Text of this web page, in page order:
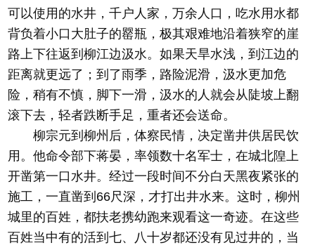
可以使用的水井，千户人家，万余人口，吃水用水都
背负着小口大肚子的罂瓶，极其艰难地沿着狭窄的崖
路上下往返到柳江边汲水。如果天旱水浅，到江边的
距离就更远了；到了雨季，路险泥滑，汲水更加危
险，稍有不慎，脚下一滑，汲水的人就会从陡坡上翻
滚下去，轻者跌断手足，重者还会送命。
柳宗元到柳州后，体察民情，决定凿井供居民饮
用。他命令部下蒋晏，率领数十名军士，在城北隍上
开凿第一口水井。经过一段时间不分白天黑夜紧张的
施工，一直凿到66尺深，才打出井水来。这时，柳州
城里的百姓，都扶老携幼跑来观看这一奇迹。在这些
百姓当中有的活到七、八十岁都还没有见过井的，当